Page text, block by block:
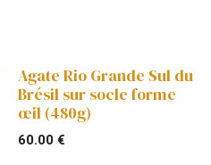
Agate Rio Grande Sul du
Brésil sur socle forme
œil (480g)
60.00€